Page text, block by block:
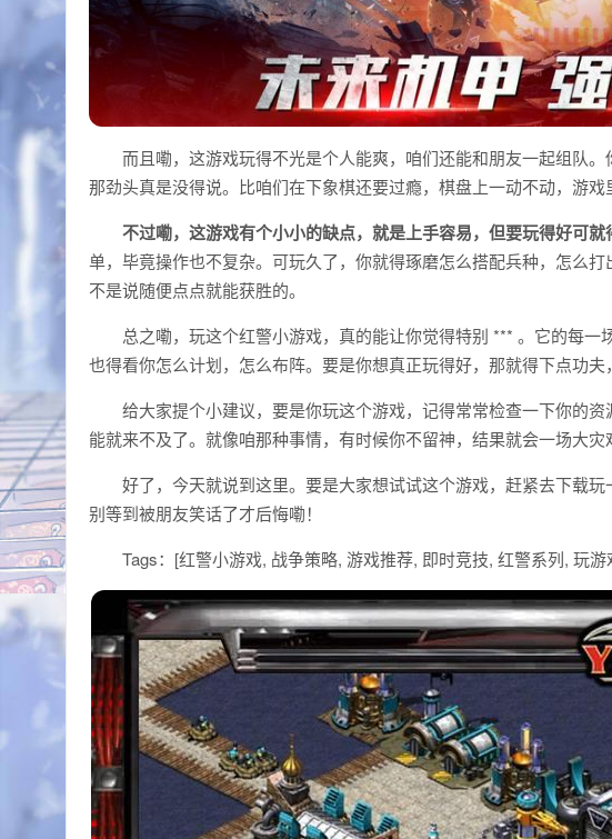
而且嘞，这游戏玩得不光是个人能爽，咱们还能和朋友一起组队。
那劲头真是没得说。比咱们在下象棋还要过瘾，棋盘上一动不动，游戏
不过嘞，这游戏有个小小的缺点，就是上手容易，但要玩得好可就
单，毕竟操作也不复杂。可玩久了，你就得琢磨怎么搭配兵种，怎么打
不是说随便点点就能获胜的。
总之嘞，玩这个红警小游戏，真的能让你觉得特别 *** 。它的每一
也得看你怎么计划，怎么布阵。要是你想真正玩得好，那就得下点功夫
给大家提个小建议，要是你玩这个游戏，记得常常检查一下你的
能就来不及了。就像咱那种事情，有时候你不留神，结果就会一场大灾
好了，今天就说到这里。要是大家想试试这个游戏，赶紧去下载玩
别等到被朋友笑话了才后悔嘞！
Tags：[红警小游戏, 战争策略, 游戏推荐, 即时竞技, 红警系列, 玩